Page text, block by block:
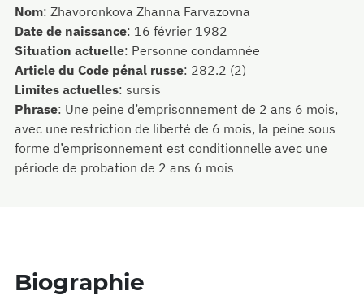
Nom: Zhavoronkova Zhanna Farvazovna
Date de naissance: 16 février 1982
Situation actuelle: Personne condamnée
Article du Code pénal russe: 282.2 (2)
Limites actuelles: sursis
Phrase: Une peine d’emprisonnement de 2 ans 6 mois,
avec une restriction de liberté de 6 mois, la peine sous
forme d’emprisonnement est conditionnelle avec une
période de probation de 2 ans 6 mois
Biographie